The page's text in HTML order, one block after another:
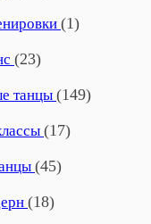
(1)
(23)
танцы (149)
(17)
(45)
(18)